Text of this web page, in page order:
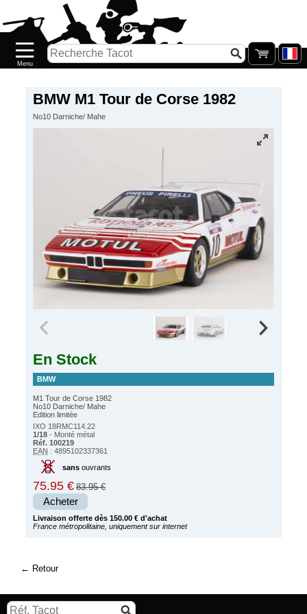
BMW M1 Tour de Corse 1982
No10 Darniche/ Mahe
En Stock
BMW
M1 Tour de Corse 1982
No10 Darniche/ Mahe
Edition limitée
IXO 18RMC114.22
1/18 - Monté métal
Réf. 100219
EAN : 4895102337361
sansouvrants
75.95 € 83.95 €
Acheter
Livraison offerte dès 150.00 € d'achat
France métropolitaine, uniquement sur internet
Retour
Nouveautés
Catalogue/Stock
PETITS